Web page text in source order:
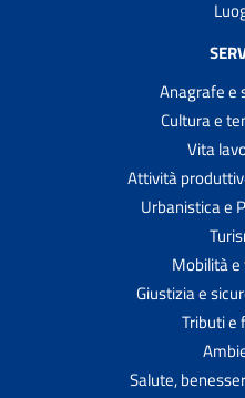
Anagrafe e
Cultura e
Vita
Attività
Urbanistica e
Mobilità
Giustizia e
Tributi e
Salute,